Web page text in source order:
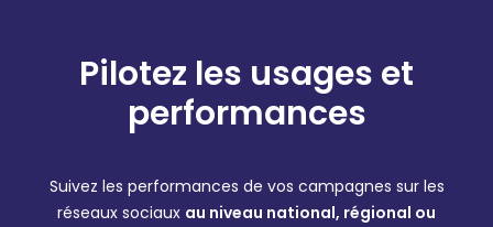
Pilotez les usages et
performances
Suivez les performances de vos campagnes sur les
réseaux sociaux au niveau national, régional ou